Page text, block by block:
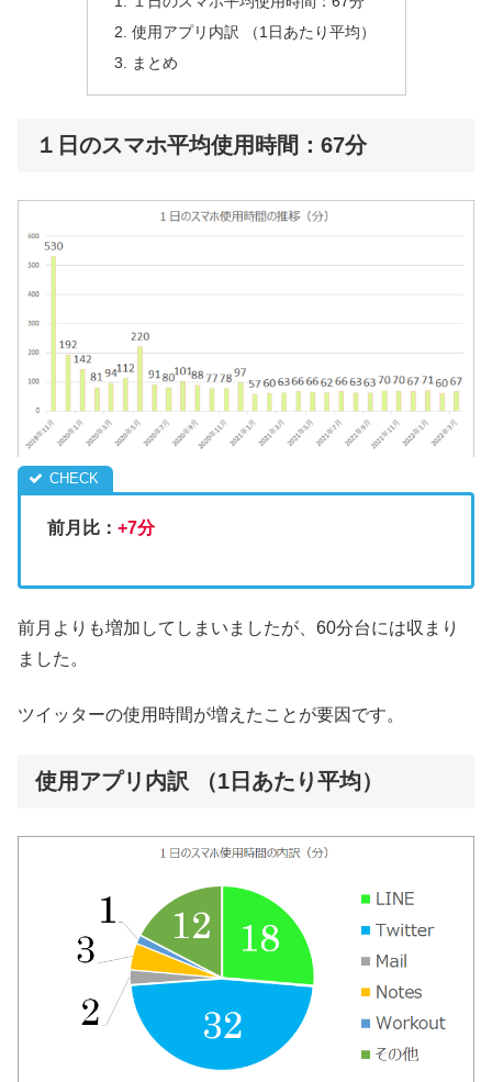
使用アプリ内訳 （1日あたり平均）
まとめ
１日のスマホ平均使用時間：67分
前月比： +7分
前月よりも増加してしまいましたが、60分台には収まり
ました。
ツイッターの使用時間が増えたことが要因です。
使用アプリ内訳 （1日あたり平均）